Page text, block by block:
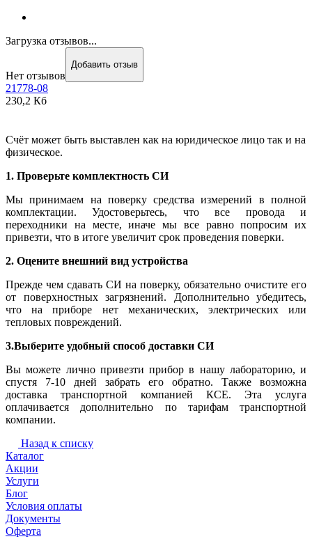
Загрузка отзывов...
Нет отзывов
Добавить отзыв
21778-08
230,2 Кб
Счёт может быть выставлен как на юридическое лицо так и на
физическое.
1. Проверьте комплектность СИ
Мы принимаем на поверку средства измерений в полной
комплектации. Удостоверьтесь, что все провода и
переходники на месте, иначе мы все равно попросим их
привезти, что в итоге увеличит срок проведения поверки.
2. Оцените внешний вид устройства
Прежде чем сдавать СИ на поверку, обязательно очистите его
от поверхностных загрязнений. Дополнительно убедитесь,
что на приборе нет механических, электрических или
тепловых повреждений.
3.Выберите удобный способ доставки СИ
Вы можете лично привезти прибор в нашу лабораторию, и
спустя 7-10 дней забрать его обратно. Также возможна
доставка транспортной компанией КСЕ. Эта услуга
оплачивается дополнительно по тарифам транспортной
компании.
Назад к списку
Каталог
Акции
Услуги
Блог
Условия оплаты
Документы
Оферта